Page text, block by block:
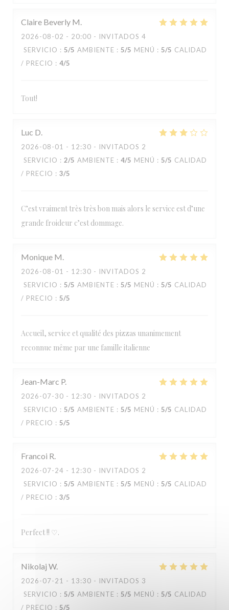
Claire Beverly M
2026-08-02 - 20:00 - INVITADOS 4
SERVICIO : 5/5 AMBIENTE : 5/5 MENÚ : 5/5 CALIDAD
/ PRECIO : 4/5
Tout!
Luc D
2026-08-01 - 12:30 - INVITADOS 2
SERVICIO : 2/5 AMBIENTE : 4/5 MENÚ : 5/5 CALIDAD
/ PRECIO : 3/5
C’est vraiment très très bon mais alors le service est d’une
grande froideur c’est dommage.
Monique M
2026-08-01 - 12:30 - INVITADOS 2
SERVICIO : 5/5 AMBIENTE : 5/5 MENÚ : 5/5 CALIDAD
/ PRECIO : 5/5
Accueil, service et qualité des pizzas unanimement
reconnue même par une famille italienne
Jean-Marc P
2026-07-30 - 12:30 - INVITADOS 2
SERVICIO : 5/5 AMBIENTE : 5/5 MENÚ : 5/5 CALIDAD
/ PRECIO : 5/5
Francoi R
2026-07-24 - 12:30 - INVITADOS 2
SERVICIO : 5/5 AMBIENTE : 5/5 MENÚ : 5/5 CALIDAD
/ PRECIO : 3/5
Perfect !! ♡.
Nikolaj W
2026-07-21 - 13:30 - INVITADOS 3
SERVICIO : 5/5 AMBIENTE : 5/5 MENÚ : 5/5 CALIDAD
/ PRECIO : 5/5